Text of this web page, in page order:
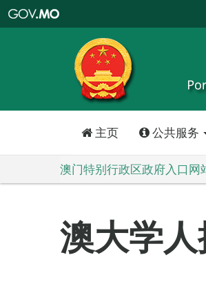
特
政
区
政
口
主页 公共服务
澳门特别行政区政府入口网
澳大学